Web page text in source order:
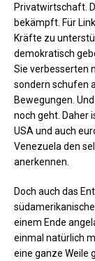
Privatwirtschaft.
bekämpft. Für
Kräfte zu
demokratisch
Sie verbesserten
sondern schufen
Bewegungen.
noch geht. Daher
USA und auch
Venezuela den
anerkennen.
Doch auch das
einem Ende
einmal natürlich
eine ganze Weile